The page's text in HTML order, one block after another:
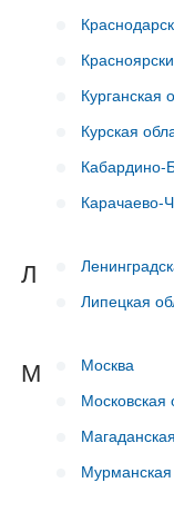
Курганская
Курская
Кабардино-
Карачаево-
Л
Липецкая
М
Москва
Московская
Мурманская